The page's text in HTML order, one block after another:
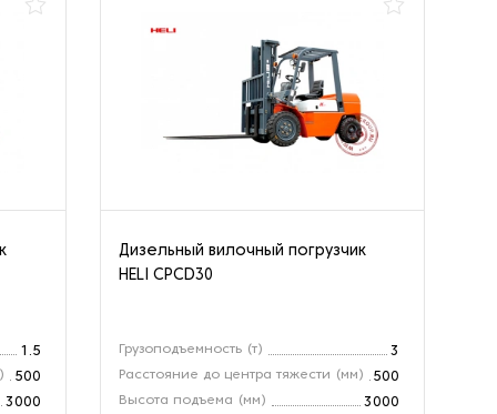
1.5
500
3000
Дизельный вилочный погрузчик
HELI CPCD30
Грузоподъемность (т)
3
Расстояние до центра тяжести (мм)
500
Высота подъема (мм)
3000